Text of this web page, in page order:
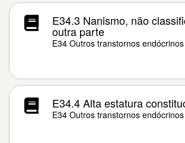
E34.3 Nanismo, não
outra parte
E34 Outros transtornos endócrinos
E34.4 Alta estatura
E34 Outros transtornos endócrinos